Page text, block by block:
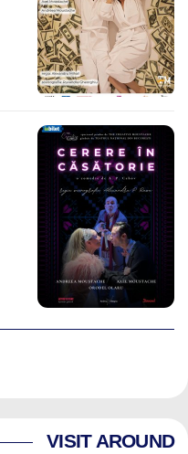
VISIT AROUND